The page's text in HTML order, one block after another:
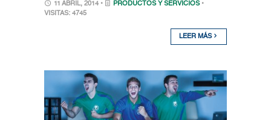
11 ABRIL, 2014 • PRODUCTOS Y SERVICIOS •
VISITAS: 4745
LEER MÁS